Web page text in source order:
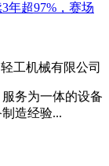
年超97%，赛场
务为一体的设备
造经验...